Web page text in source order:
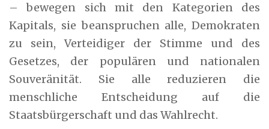
– bewegen sich mit den Kategorien des
Kapitals, sie beanspruchen alle, Demokraten
zu sein, Verteidiger der Stimme und des
Gesetzes, der populären und nationalen
Souveränität. Sie alle reduzieren die
menschliche Entscheidung auf die
Staatsbürgerschaft und das Wahlrecht.